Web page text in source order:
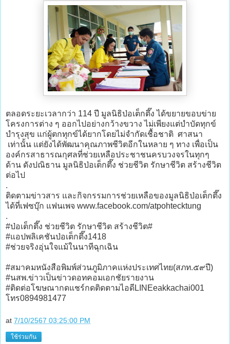
ตลอดระยะเวลากว่า 114 ปี มูลนิธิป่อเต็กตึ๊ง ได้ขยายขอบข่าย
โครงการต่าง ๆ ออกไปอย่างกว้างขวาง ไม่เพียงแต่บำบัดทุกข์
บำรุงสุข แก่ผู้ตกทุกข์ได้ยากโดยไม่จำกัดเชื้อชาติ ศาสนา
เท่านั้น แต่ยังได้พัฒนาคุณภาพชีวิตอีกในหลาย ๆ ทาง เพื่อเป็น
องค์กรสาธารณกุศลที่ช่วยเหลือประชาชนครบวงจรในทุกๆ
ด้าน ดังปณิธาน มูลนิธิป่อเต็กตึ๊ง ช่วยชีวิต รักษาชีวิต สร้างชีวิต
ต่อไป
.
ติดตามข่าวสาร และกิจกรรมการช่วยเหลือของมูลนิธิป่อเต็กตึ๊ง
ได้ที่เฟซบุ๊ก แฟนเพจ www.facebook.com/atpohtecktung
.
#ป่อเต็กตึ๊ง ช่วยชีวิต รักษาชีวิต สร้างชีวิต#
#แอปพลิเคชันป่อเต็กตึ๊ง1418
#ช่วยจริงอุ่นใจแม้ในนาทีฉุกเฉิน
#สมาคมหนังสือพิมพ์ส่วนภูมิภาคแห่งประเทศไทย(สภท.๕๙ปี)
#นสพ.ข่าวเป็นข่าวดอทคอมเอกชัยรายงาน
#ติดต่อโฆษณากดแชร์กดติดตามไอดีLINEeakkachai001
โทร0894981477
at 7/10/2567 03:25:00 PM
ใช้ร่วมกัน